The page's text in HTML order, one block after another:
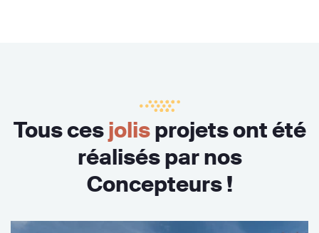
Tous cesjolisprojets ont été
réalisés par nos
Concepteurs !